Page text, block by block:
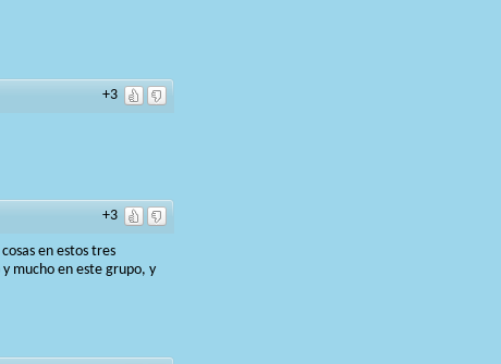
+3
+3
en estos tres
mucho en este grupo, y